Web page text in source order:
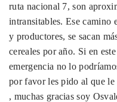
ruta nacional 7, son
intransitables. Ese camino
y productores, se sacan
cereales por año. Si en
emergencia no lo
por favor les pido al que le
, muchas gracias soy